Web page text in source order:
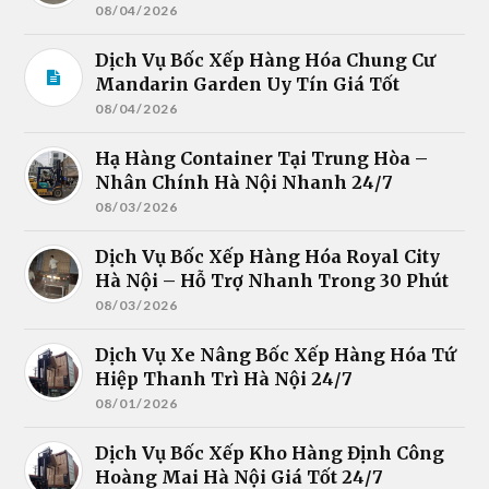
08/04/2026
Dịch Vụ Bốc Xếp Hàng Hóa Chung Cư
Mandarin Garden Uy Tín Giá Tốt
08/04/2026
Hạ Hàng Container Tại Trung Hòa –
Nhân Chính Hà Nội Nhanh 24/7
08/03/2026
Dịch Vụ Bốc Xếp Hàng Hóa Royal City
Hà Nội – Hỗ Trợ Nhanh Trong 30 Phút
08/03/2026
Dịch Vụ Xe Nâng Bốc Xếp Hàng Hóa Tứ
Hiệp Thanh Trì Hà Nội 24/7
08/01/2026
Dịch Vụ Bốc Xếp Kho Hàng Định Công
Hoàng Mai Hà Nội Giá Tốt 24/7